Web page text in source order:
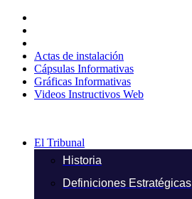
contenido
Actas de instalación
Cápsulas Informativas
Gráficas Informativas
Videos Instructivos Web
El Tribunal
Historia
Definiciones Estratégicas